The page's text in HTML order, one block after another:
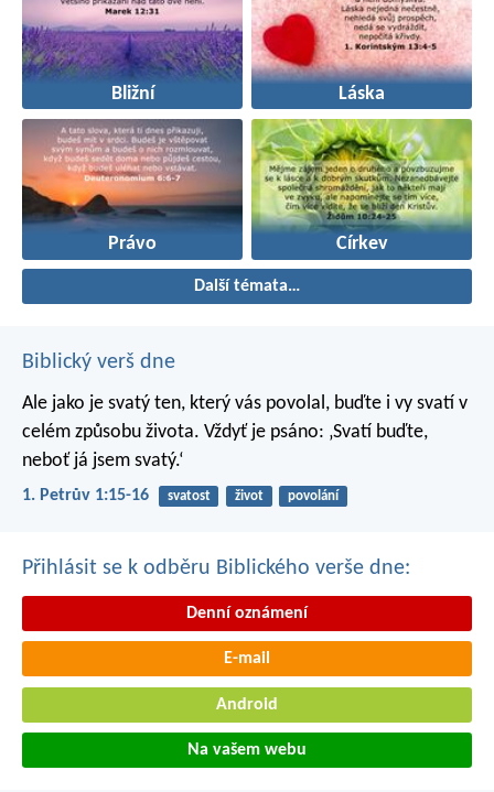
Bližní Láska
Právo Církev
Další témata…
Biblický verš dne
Ale jako je svatý ten, který vás povolal, buďte i vy svatí v
celém způsobu života. Vždyť je psáno: ‚Svatí buďte,
neboť já jsem svatý.‘
1. Petrův 1:15-16 svatost život povolání
Přihlásit se k odběru Biblického verše dne:
Denní oznámení
E-mail
Android
Na vašem webu